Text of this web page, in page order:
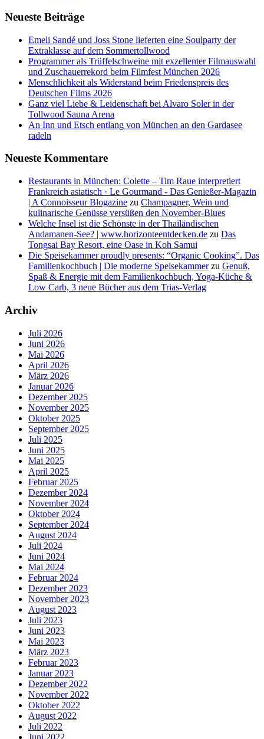
Neueste Beiträge
Emeli Sandé und Joss Stone lieferten eine Soulparty der
Extraklasse auf dem Sommertollwood
Programmer als Trüffelschweine mit exzellenter Filmauswahl
und Zuschauerrekord beim Filmfest München 2026
Menschlichkeit als Widerstand beim Friedenspreis des
Deutschen Films 2026
Ganz viel Liebe & Leidenschaft bei Alvaro Soler in der
Tollwood Sauna Arena
An Inn und Etsch entlang von München an den Gardasee
radeln
Neueste Kommentare
Restaurants in München: Colette – Tim Raue interpretiert
Frankreich asiatisch · Le Gourmand - Das Genießer-Magazin
| A Connoisseur Blogazine zu Champagner, Wein und
kulinarische Genüsse versüßen den November-Blues
Welche Insel ist die Schönste in der Thailändischen
Andamanen-See? | www.horizonteentdecken.de zu Das
Tongsai Bay Resort, eine Oase in Koh Samui
Die Speisekammer proudly presents: “Organic Cooking”. Das
Familienkochbuch | Die moderne Speisekammerzu Genuß,
Spaß & Energie mit dem Familienkochbuch, Yoga-Küche &
Low Carb, 3 neue Bücher aus dem Trias-Verlag
Archiv
Juli 2026
Juni 2026
Mai 2026
April 2026
März 2026
Januar 2026
Dezember 2025
November 2025
Oktober 2025
September 2025
Juli 2025
Juni 2025
Mai 2025
April 2025
Februar 2025
Dezember 2024
November 2024
Oktober 2024
September 2024
August 2024
Juli 2024
Juni 2024
Mai 2024
Februar 2024
Dezember 2023
November 2023
August 2023
Juli 2023
Juni 2023
Mai 2023
März 2023
Februar 2023
Januar 2023
Dezember 2022
November 2022
Oktober 2022
August 2022
Juli 2022
Juni 2022